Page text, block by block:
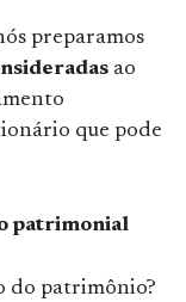
preparamos
ao
que pode
patrimonial
do patrimônio?